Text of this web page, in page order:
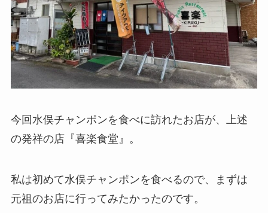
今回水俣チャンポンを食べに訪れたお店が、上述
の発祥の店『喜楽食堂』。
私は初めて水俣チャンポンを食べるので、まずは
元祖のお店に行ってみたかったのです。